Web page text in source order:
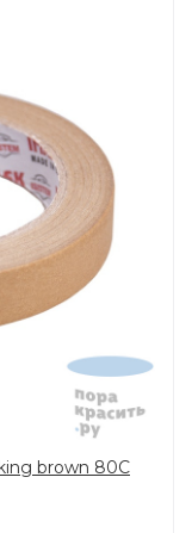
brown 80C